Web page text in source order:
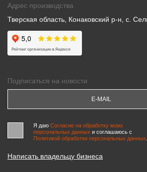
Адрес производства
Тверская область, Конаковский р-н, с.
Подписаться на новости
Я даю Согласие на обработку моих
персональных данных и соглашаюсь c
Политикой обработки персональных данных
Написать владельцу бизнеса